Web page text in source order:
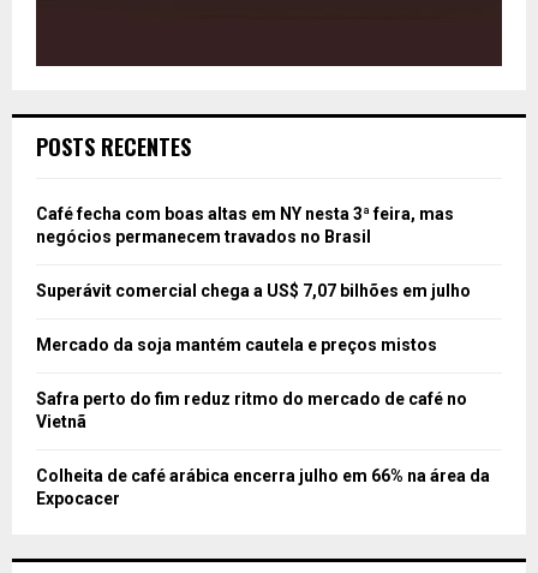
POSTS RECENTES
Café fecha com boas altas em NY nesta 3ª feira, mas
negócios permanecem travados no Brasil
Superávit comercial chega a US$ 7,07 bilhões em julho
Mercado da soja mantém cautela e preços mistos
Safra perto do fim reduz ritmo do mercado de café no
Vietnã
Colheita de café arábica encerra julho em 66% na área da
Expocacer